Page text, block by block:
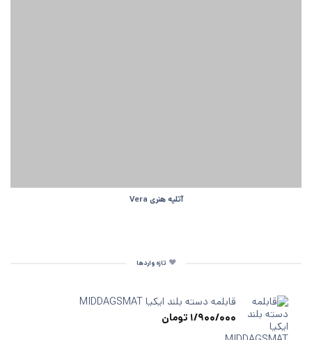
آتلیه هنری Vera
تازه واردها
قابلمه دسته‌ بلند ایکیا MIDDAGSMAT
1/900/000 تومان